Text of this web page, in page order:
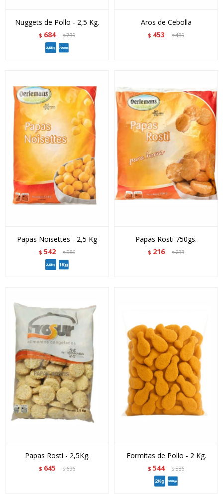
Nuggets de Pollo - 2,5 Kg.
$ 684 $739
Aros de Cebolla
$ 453 $489
Papas Noisettes - 2,5 Kg
$ 542 $586
Papas Rosti 750gs.
$ 216 $233
Papas Rosti - 2,5Kg.
$ 645 $696
Formitas de Pollo - 2 Kg.
$ 544 $586